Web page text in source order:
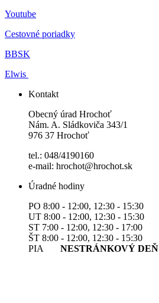
Youtube
Cestovné poriadky
BBSK
Elwis
Kontakt
Obecný úrad Hrochoť
Nám. A. Sládkoviča 343/1
976 37 Hrochoť
tel.: 048/4190160
e-mail: hrochot@hrochot.sk
Úradné hodiny
PO 8:00 - 12:00, 12:30 - 15:30
UT 8:00 - 12:00, 12:30 - 15:30
ST 7:00 - 12:00, 12:30 - 17:00
ŠT 8:00 - 12:00, 12:30 - 15:30
PIA NESTRÁNKOVÝ DEŇ